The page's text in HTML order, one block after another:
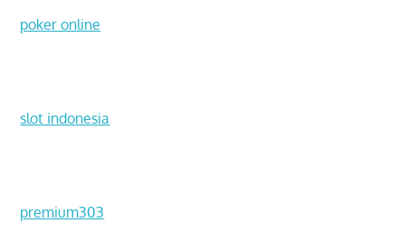
poker online
slot indonesia
premium303